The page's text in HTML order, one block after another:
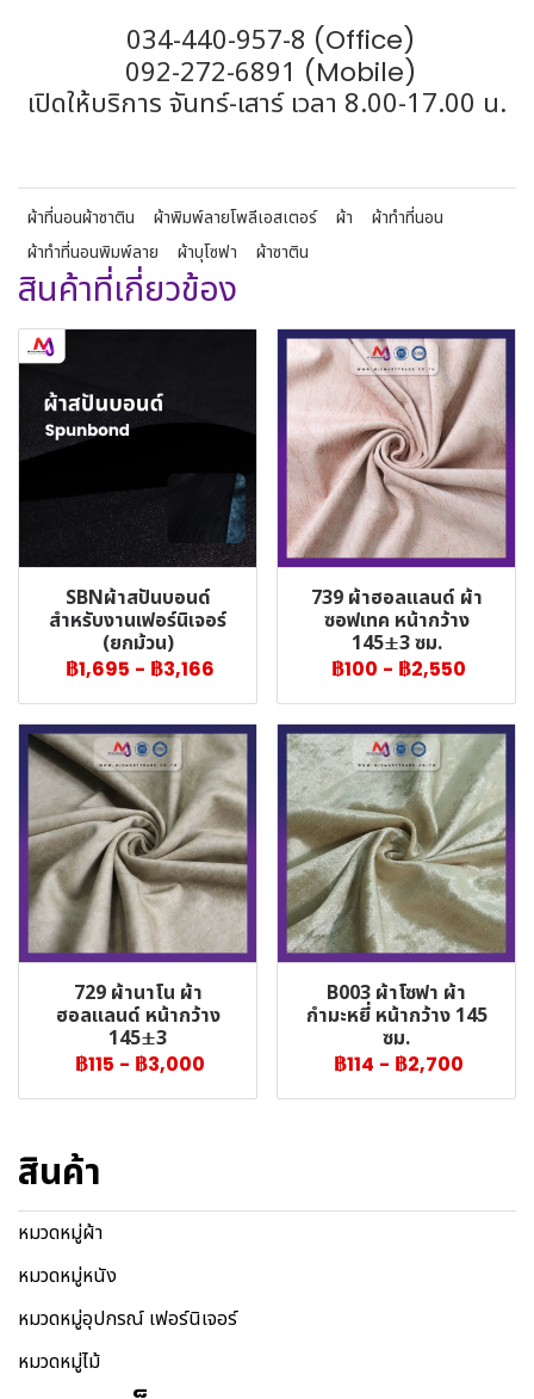
034-440-957-8 (Office)
092-272-6891 (Mobile)
เปิดให้บริการ จันทร์-เสาร์ เวลา 8.00-17.00 น.
ผ้าที่นอนผ้าซาติน ผ้าพิมพ์ลายโพลีเอสเตอร์ ผ้า
ผ้าทำที่นอน
ผ้าทำที่นอนพิมพ์ลาย
ผ้าบุโซฟา ผ้าซาติน
สินค้าที่เกี่ยวข้อง
SBNผ้าสปันบอนด์
สำหรับงานเฟอร์นิเจอร์
(ยกม้วน)
฿1,695 - ฿3,166
739 ผ้าฮอลแลนด์ ผ้า
ซอฟเทค หน้ากว้าง
145±3 ซม.
฿100 - ฿2,550
729 ผ้านาโน ผ้า
ฮอลแลนด์ หน้ากว้าง
145±3
฿115 - ฿3,000
B003 ผ้าโซฟา ผ้า
กำมะหยี่ หน้ากว้าง 145
ซม.
฿114 - ฿2,700
สินค้า
หมวดหมู่ผ้า
หมวดหมู่หนัง
หมวดหมู่อุปกรณ์ เฟอร์นิเจอร์
หมวดหมู่ไม้